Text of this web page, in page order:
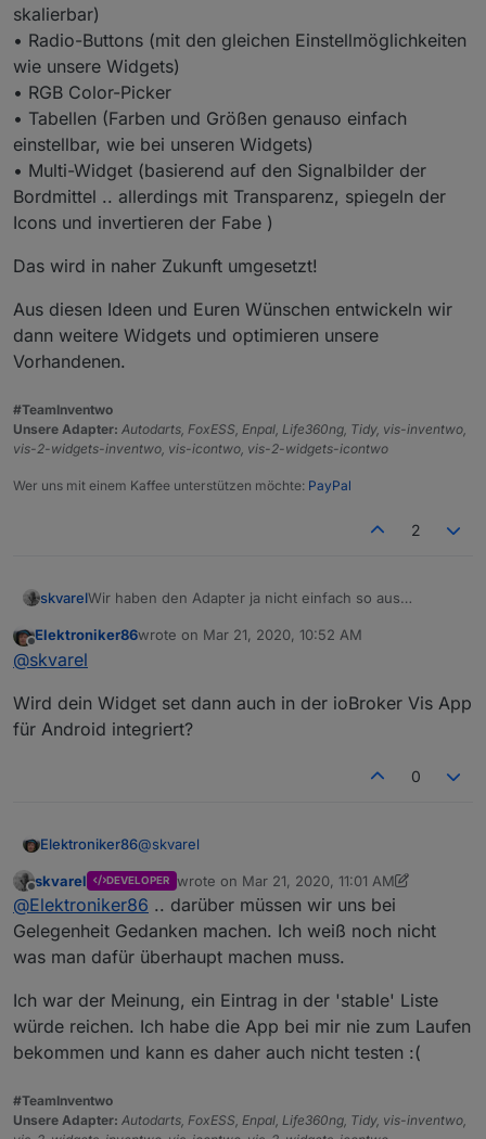
skalierbar)
• Radio-Buttons (mit den gleichen Einstellmöglichkeiten
wie unsere Widgets)
• RGB Color-Picker
• Tabellen (Farben und Größen genauso einfach
einstellbar, wie bei unseren Widgets)
• Multi-Widget (basierend auf den Signalbilder der
Bordmittel .. allerdings mit Transparenz, spiegeln der
Icons und invertieren der Fabe )
Das wird in naher Zukunft umgesetzt!
Aus diesen Ideen und Euren Wünschen entwickeln wir
dann weitere Widgets und optimieren unsere
Vorhandenen.
#TeamInventwo
Unsere Adapter: Autodarts, FoxESS, Enpal, Life360ng, Tidy, vis-inventwo,
vis-2-widgets-inventwo, vis-icontwo, vis-2-widgets-icontwo
Wer uns mit einem Kaffee unterstützen möchte: PayPal
2
skvarelWir haben den Adapter ja nicht einfach so aus
In erster Linie möchte ich meine komplette VIS nur mit
• Flip-Clock (schwarz und weiß umstellbar und
skalierbar)
einstellbar, wie bei unseren Widgets)
Bordmittel .. allerdings mit Transparenz, spiegeln der
Icons und invertieren der Fabe )
Vorhandenen.
Offline
Elektroniker86wrote on Mar 21, 2020, 10:52 AM
last edited by
@skvarel
Wird dein Widget set dann auch in der ioBroker Vis App
für Android integriert?
0
Elektroniker86@skvarel
Wird dein Widget set dann auch in der ioBroker
Vis App für Android integriert?
Offline
skvarel DEVELOPER wrote on Mar 21, 2020, 11:01 AM
last edited by skvarelMar 21, 2020, 12:36 PM
@Elektroniker86 .. darüber müssen wir uns bei
Gelegenheit Gedanken machen. Ich weiß noch nicht
was man dafür überhaupt machen muss.
Ich war der Meinung, ein Eintrag in der 'stable' Liste
würde reichen. Ich habe die App bei mir nie zum Laufen
bekommen und kann es daher auch nicht testen :(
#TeamInventwo
Unsere Adapter: Autodarts, FoxESS, Enpal, Life360ng, Tidy, vis-inventwo,